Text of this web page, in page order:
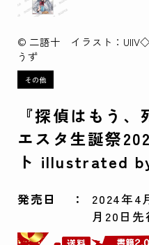
© 二語十 イラスト：
うず
『探偵はもう
エスタ生誕祭
ト illustrated
発売日
2024年4
月20日先